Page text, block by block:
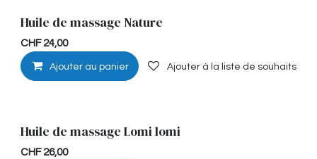
Huile de massage Nature
CHF 24,00
Ajouter au panier Ajouter à la liste de souhaits
Détente
Huile de massage Lomi lomi
CHF 26,00